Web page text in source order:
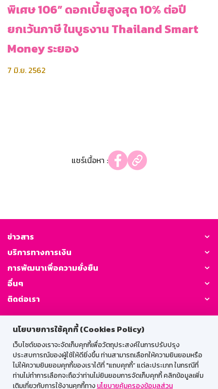
นโยบายการใช้คุกกี้ (Cookies Policy)
เว็บไซต์ของเราจะจัดเก็บคุกกี้เพื่อวัตถุประสงค์ในการปรับปรุง
ประสบการณ์ของผู้ใช้ให้ดียิ่งขึ้น ท่านสามารถเลือกให้ความยินยอมหรือ
ไม่ให้ความยินยอมคุกกี้ของเราได้ที่ "แถบคุกกี้” แต่ละประเภท ในกรณีที่
ท่านไม่ทำการเลือกจะถือว่าท่านไม่ยินยอมการจัดเก็บคุกกี้ คลิกข้อมูลเพิ่ม
เติมเกี่ยวกับการใช้งานคุกกี้ทางนโยบายคุ้มครองข้อมูลส่วน
พิเศษ 106” ดอกเบี้ยสูงสุด 10% ต่อปี
ยกเว้นภาษี ในบูธงาน Thailand Smart
Money ระยอง
7 มิ.ย. 2562
แชร์เนื้อหา :
ข่าวสาร
บริการทางการเงิน
การพัฒนาเพื่อความยั่งยืน
อื่นๆ
ติดต่อเรา
GSB Society:
สำหรับพนักงาน
Web HR
GSB Wisdom M-Search